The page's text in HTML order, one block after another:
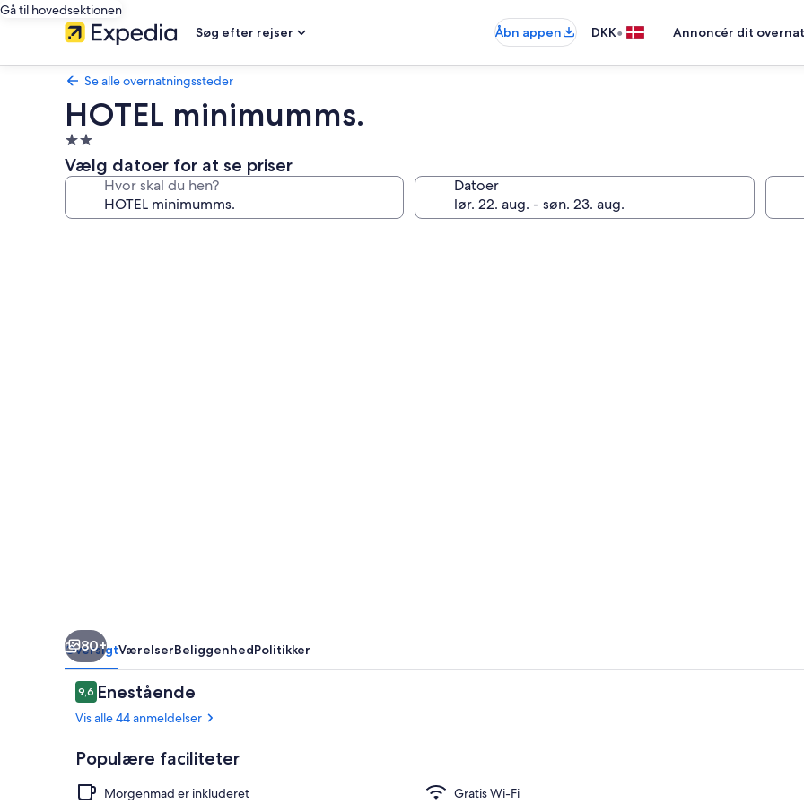
Gå til hovedsektionen
Søg efter rejser
Åbn appen DKK• Annoncér dit
Se alle overnatningssteder
HOTEL minimumms.
2.0-
stjernet
overnatningssted
Vælg datoer for at se priser
Hvor skal du hen? Datoer
80+
OversigtVærelserBeliggenhedPolitikker
Anmeldelser
9,69,6 ud af 10.
Enestående
Vis alle 44 anmeldelser
Populære faciliteter
Morgenmad er inkluderet
Gratis Wi-Fi